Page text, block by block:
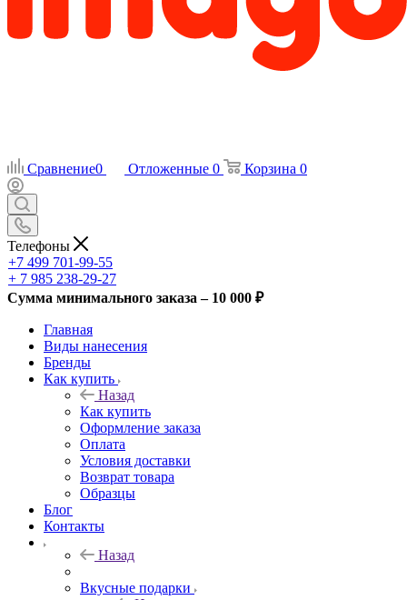
Сравнение0 Отложенные 0 Корзина 0
Телефоны
+7 499 701-99-55
+ 7 985 238-29-27
Сумма минимального заказа – 10 000 ₽
Главная
Виды нанесения
Бренды
Как купить
Назад
Как купить
Оформление заказа
Оплата
Условия доставки
Возврат товара
Образцы
Блог
Контакты
Назад
Вкусные подарки